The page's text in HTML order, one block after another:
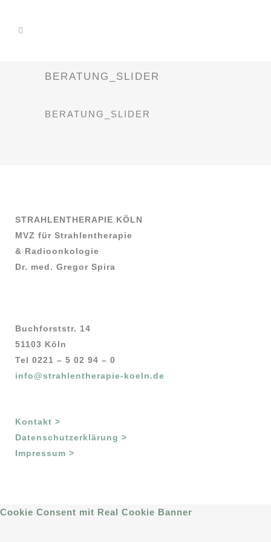
BERATUNG_SLIDER
BERATUNG_SLIDER
STRAHLENTHERAPIE KÖLN
MVZ für Strahlentherapie
& Radioonkologie
Dr. med. Gregor Spira
Buchforststr. 14
51103 Köln
Tel 0221 – 5 02 94 – 0
info@strahlentherapie-koeln.de
Kontakt >
Datenschutzerklärung >
Impressum >
Cookie Consent mit Real Cookie Banner